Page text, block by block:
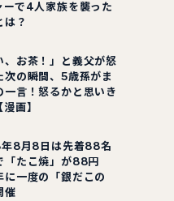
ーで4人家族を襲った
は？
、お茶！」と義父が怒
次の瞬間、5歳孫がま
一言！怒るかと思いき
画】
8月8日は先着88名
「たこ焼」が88円
に一度の「銀だこの
催